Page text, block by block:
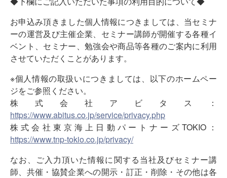
お申込み頂きました個人情報につきましては、当セミナ
ーの運営及び主催企業、セミナー講師が開催する各種イ
ベント、セミナー、勉強会や商品等各種のご案内に利用
させていただくことがあります。
※個人情報の取扱いにつきましては、以下のホームペー
ジをご参照ください。
株式会社アビタス：
https://www.abitus.co.jp/service/privacy.php
株式会社東京海上日動パートナーズTOKIO：
https://www.tnp-tokio.co.jp/privacy/
なお、ご入力頂いた情報に関する当社及びセミナー講
師、共催・協賛企業への開示・訂正・削除・その他は各